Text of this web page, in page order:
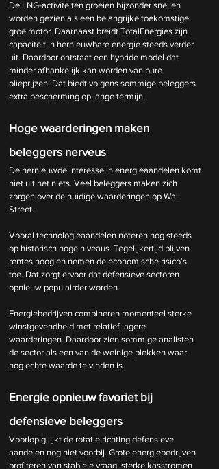
De LNG-activiteiten groeien bijzonder snel en
worden gezien als een belangrijke toekomstige
groeimotor. Daarnaast breidt TotalEnergies zijn
capaciteit in hernieuwbare energie steeds verder
uit. Daardoor ontstaat een hybride model dat
minder afhankelijk kan worden van pure
olieprijzen. Dat biedt volgens sommige beleggers
extra bescherming op lange termijn.
Hoge waarderingen maken
beleggers nerveus
De hernieuwde interesse in energieaandelen komt
niet uit het niets. Veel beleggers maken zich
zorgen over de huidige waarderingen op Wall
Street.
Vooral technologieaandelen noteren nog steeds
op historisch hoge niveaus. Tegelijkertijd blijven
rentes hoog en nemen de economische risico’s
toe. Dat zorgt ervoor dat defensieve sectoren
opnieuw populairder worden.
Energiebedrijven combineren momenteel sterke
winstgevendheid met relatief lagere
waarderingen. Daardoor zien sommige analisten
de sector als een van de weinige plekken waar
nog echte waarde te vinden is.
Energie opnieuw favoriet bij
defensieve beleggers
Voorlopig lijkt de rotatie richting defensieve
aandelen nog niet voorbij. Grote energiebedrijven
profiteren van stabiele vraag, sterke kasstromen